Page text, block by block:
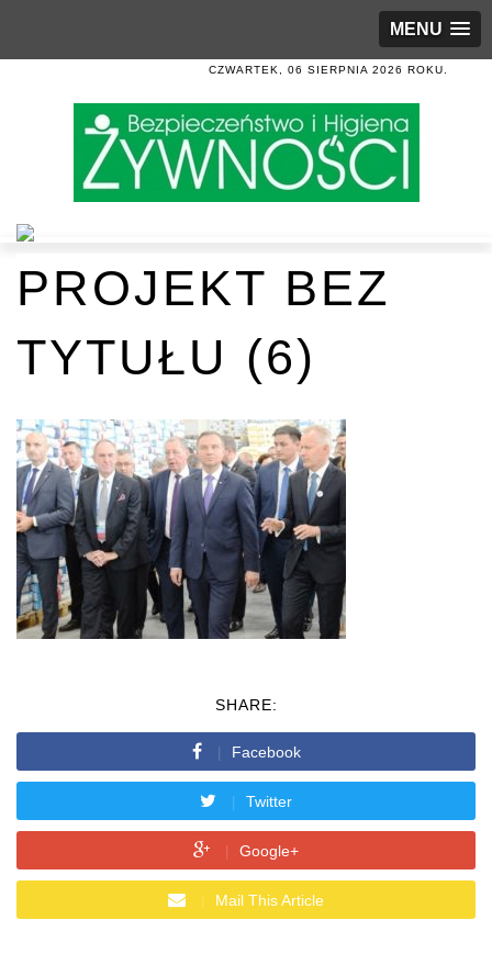
MENU
CZWARTEK, 06 SIERPNIA 2026 ROKU.
PROJEKT BEZ
TYTUŁU (6)
SHARE:
Facebook
Twitter
Google+
Mail This Article